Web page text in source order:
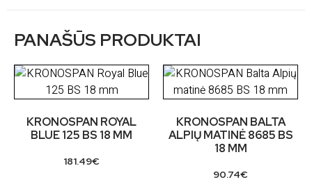
PANAŠŪS PRODUKTAI
KRONOSPAN ROYAL
BLUE 125 BS 18 MM
181.49€
KRONOSPAN BALTA
ALPIŲ MATINĖ 8685 BS
18 MM
90.74€